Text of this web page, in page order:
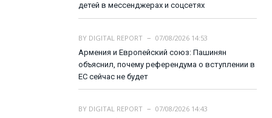
детей в мессенджерах и соцсетях
BY DIGITAL REPORT
07/08/2026 14:53
Армения и Европейский союз: Пашинян
объяснил, почему референдума о вступлении в
ЕС сейчас не будет
BY DIGITAL REPORT
07/08/2026 14:43